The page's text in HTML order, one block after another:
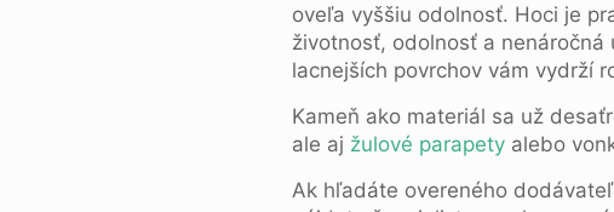
oveľa vyššiu odolnosť. Hoci je
životnosť, odolnosť a
lacnejších povrchov vám vydrží
Kameň ako materiál sa už
ale aj žulové parapetyalebo
Ak hľadáte overeného